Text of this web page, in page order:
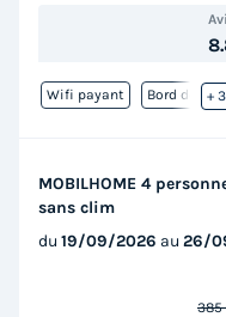
Wifi payant Bord de mer
+ 3
MOBILHOME 4
sans clim
du 19/09/2026 au 26/
385